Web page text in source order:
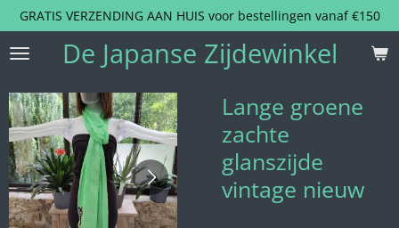
Ga
direct
naar
hoofdinhoud
De Japanse Zijdewinkel
GRATIS VERZENDING AAN HUIS voor bestellingen vanaf €150
Lange groene
zachte
glanszijde
vintage nieuw